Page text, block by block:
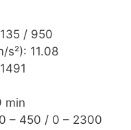
/ 950
s²): 11.08
min
– 450 / 0 – 2300